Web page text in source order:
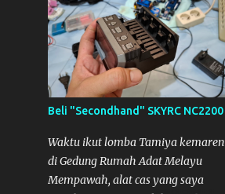
Mei
1
April
2
Maret
1
Februari
2
2020
Desember
Kalimantan Selatan. Tamiya IDC
Beli "Secondhand" SKYRC NC2200
Waktu ikut lomba Tamiya kemaren
di Gedung Rumah Adat Melayu
Mempawah, alat cas yang saya